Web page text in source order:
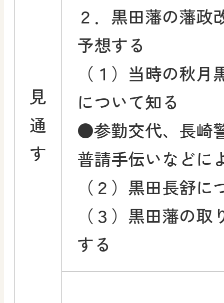
見
通
す
２．黒田藩の藩政
予想する
（１）当時の秋
について知る
●参勤交代、長崎
普請手伝いなどに
（２）黒田長舒に
（３）黒田藩の
する